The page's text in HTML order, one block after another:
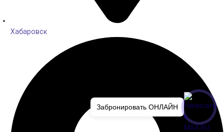
Хабаровск
Забронировать ОНЛАЙН